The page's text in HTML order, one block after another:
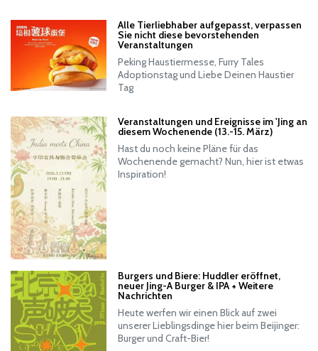
Alle Tierliebhaber aufgepasst, verpassen
Sie nicht diese bevorstehenden
Veranstaltungen
Peking Haustiermesse, Furry Tales
Adoptionstag und Liebe Deinen Haustier
Tag
Veranstaltungen und Ereignisse im 'Jing an
diesem Wochenende (13.-15. März)
Hast du noch keine Pläne für das
Wochenende gemacht? Nun, hier ist etwas
Inspiration!
Burgers und Biere: Huddler eröffnet,
neuer Jing-A Burger & IPA + Weitere
Nachrichten
Heute werfen wir einen Blick auf zwei
unserer Lieblingsdinge hier beim Beijinger:
Burger und Craft-Bier!